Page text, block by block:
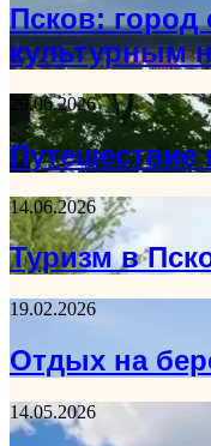
Псков: город
культурным
29.06.2026
Путешествие
14.06.2026
Туризм в
19.02.2026
Отдых на
14.05.2026